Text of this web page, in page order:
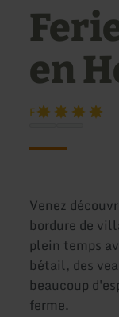
en
F
Venez
bordure de
plein temps
bétail, des
beaucoup
ferme.